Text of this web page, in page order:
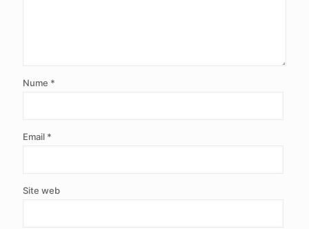
Nume *
Email *
Site web